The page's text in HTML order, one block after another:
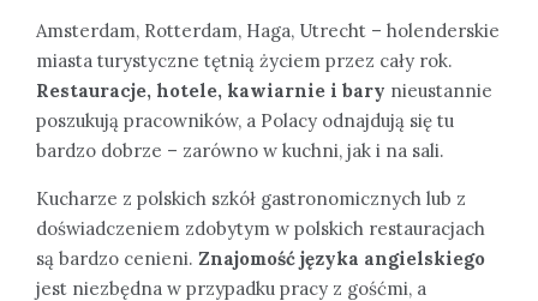
Amsterdam, Rotterdam, Haga, Utrecht – holenderskie
miasta turystyczne tętnią życiem przez cały rok.
Restauracje, hotele, kawiarnie i bary nieustannie
poszukują pracowników, a Polacy odnajdują się tu
bardzo dobrze – zarówno w kuchni, jak i na sali.
Kucharze z polskich szkół gastronomicznych lub z
doświadczeniem zdobytym w polskich restauracjach
są bardzo cenieni. Znajomość języka angielskiego
jest niezbędna w przypadku pracy z gośćmi, a